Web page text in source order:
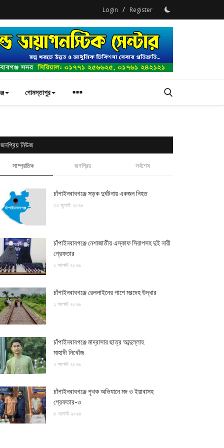
Login / Register
গোমস্তাপুর
জনপ্রিয় নিউজ
সাম্প্রতিক জনপ্রিয় সর্বশেষ
চাঁপাইনবাবগঞ্জে সড়ক দুর্ঘটনায় একজন নিহত
৩১ জুলাই ২০২৬
চাঁপাইনবাবগঞ্জে নেশাজাতীয় এস্কাফ সিরাপসহ দুই নারী
গ্রেফতার
১ আগস্ট ২০২৬
চাঁপাইনবাবগঞ্জে রেললাইনের পাশে মরদেহ উদ্ধার
১ আগস্ট ২০২৬
চাঁপাইনবাবগঞ্জে মাদ্রাসার ছাত্র আব্দুল্লাহ
মাহাদী নিখোঁজ
২ আগস্ট ২০২৬
চাঁপাইনবাবগঞ্জে পৃথক অভিযানে মদ ও ইয়াবাসহ
গ্রেফতার-৩
৫ আগস্ট ২০২৬